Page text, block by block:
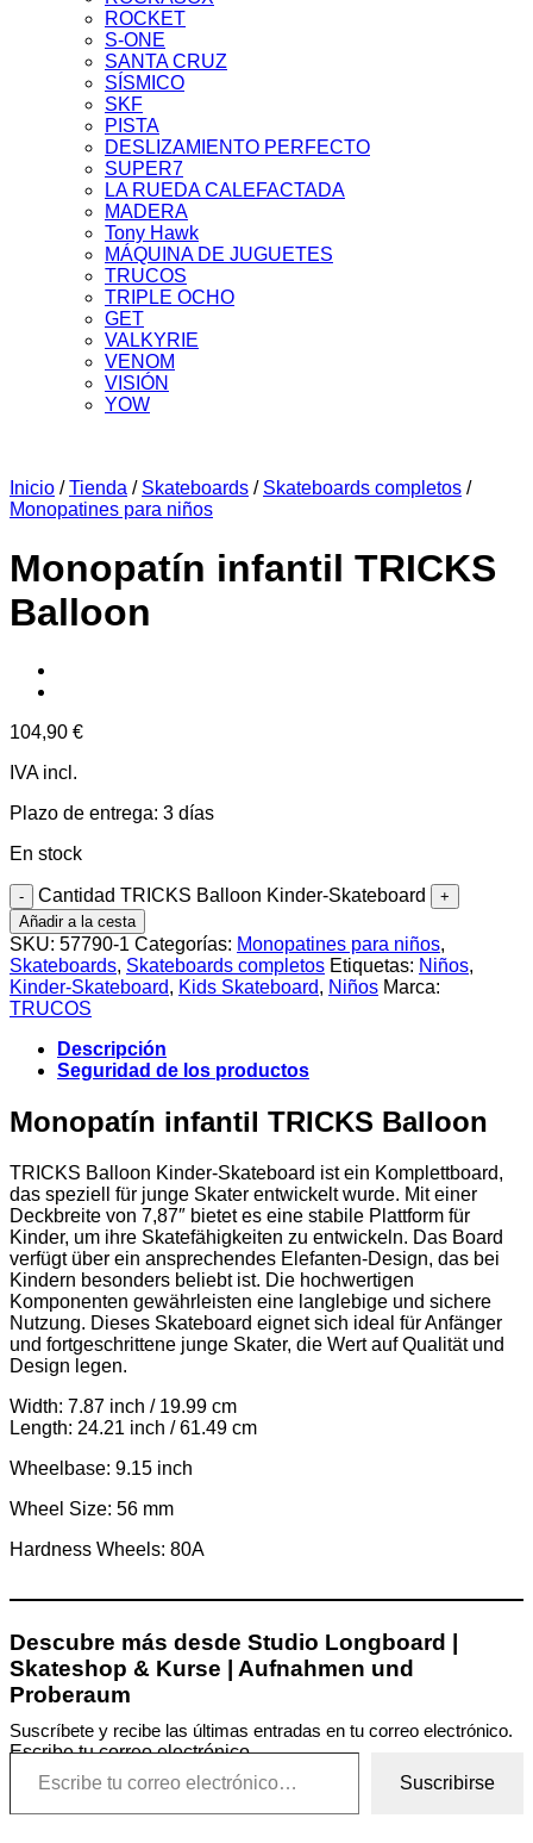
ROCKET
S-ONE
SANTA CRUZ
SÍSMICO
SKF
PISTA
DESLIZAMIENTO PERFECTO
SUPER7
LA RUEDA CALEFACTADA
MADERA
Tony Hawk
MÁQUINA DE JUGUETES
TRUCOS
TRIPLE OCHO
GET
VALKYRIE
VENOM
VISIÓN
YOW
Inicio / Tienda / Skateboards / Skateboards completos /
Monopatines para niños
Monopatín infantil TRICKS
Balloon
104,90 €
IVA incl.
Plazo de entrega: 3 días
En stock
Cantidad TRICKS Balloon Kinder-Skateboard
Añadir a la cesta
SKU: 57790-1 Categorías: Monopatines para niños,
Skateboards, Skateboards completos Etiquetas: Niños,
Kinder-Skateboard, Kids Skateboard, Niños Marca:
TRUCOS
Descripción
Seguridad de los productos
Monopatín infantil TRICKS Balloon
TRICKS Balloon Kinder-Skateboard ist ein Komplettboard,
das speziell für junge Skater entwickelt wurde. Mit einer
Deckbreite von 7,87″ bietet es eine stabile Plattform für
Kinder, um ihre Skatefähigkeiten zu entwickeln. Das Board
verfügt über ein ansprechendes Elefanten-Design, das bei
Kindern besonders beliebt ist. Die hochwertigen
Komponenten gewährleisten eine langlebige und sichere
Nutzung. Dieses Skateboard eignet sich ideal für Anfänger
und fortgeschrittene junge Skater, die Wert auf Qualität und
Design legen.
Width: 7.87 inch / 19.99 cm
Length: 24.21 inch / 61.49 cm
Wheelbase: 9.15 inch
Wheel Size: 56 mm
Hardness Wheels: 80A
Descubre más desde Studio Longboard |
Skateshop & Kurse | Aufnahmen und
Proberaum
Suscríbete y recibe las últimas entradas en tu correo electrónico.
Escribe tu correo electrónico…
Suscribirse